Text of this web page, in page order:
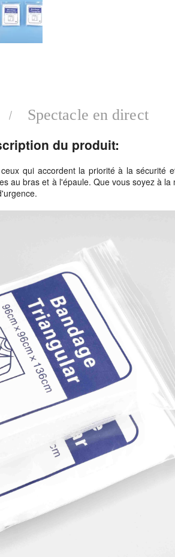
Spectacle en direct
du produit:
qui accordent la priorité à la sécurité
au bras et à l'épaule. Que vous soyez à